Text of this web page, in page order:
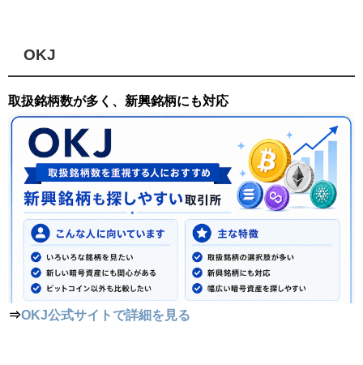
OKJ
取扱銘柄数が多く、新興銘柄にも対応
⇒OKJ公式サイトで詳細を見る